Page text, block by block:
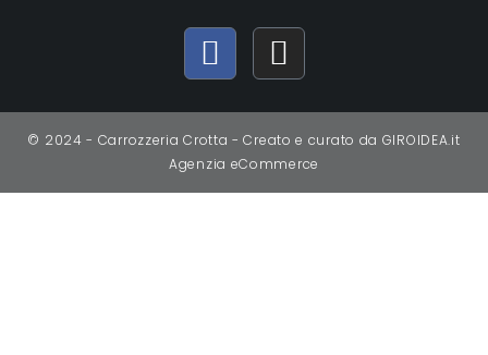
F
a
c
e
b
o
I
n
s
t
a
g
© 2024 - Carrozzeria Crotta - Creato e curato da GIROIDEA.it
Agenzia eCommerce